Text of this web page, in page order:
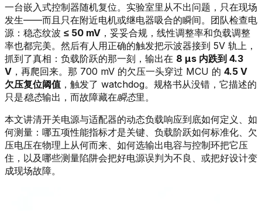
一台嵌入式控制器随机复位。实验室里从不出问题，只在现场
发生——而且只在附近电机或继电器吸合的瞬间。团队检查电
源：稳态纹波 ≤ 50 mV ，妥妥合规，线性调整率和负载调整
率也都完美。然后有人用正确的触发把示波器接到 5V 轨上，
抓到了真相：负载阶跃的那一刻，输出在 8 µs 内跌到 4.3
V ，再爬回来。那 700 mV 的欠压一头穿过 MCU 的 4.5 V
欠压复位阈值 ，触发了 watchdog。规格书从没错，它描述的
只是稳态输出，而故障藏在瞬态里。
本文讲清开关电源与适配器的动态负载响应到底如何定义、如
何测量：哪五项性能指标才是关键、负载阶跃如何标准化、欠
压电压在物理上从何而来、如何选输出电容与控制环把它压
住，以及哪些测量陷阱会把好电源误判为不良、或把好设计变
成现场故障。